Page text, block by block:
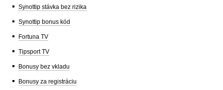
Synottip stávka bez rizika
Synottip bonus kód
Fortuna TV
Tipsport TV
Bonusy bez vkladu
Bonusy za registráciu